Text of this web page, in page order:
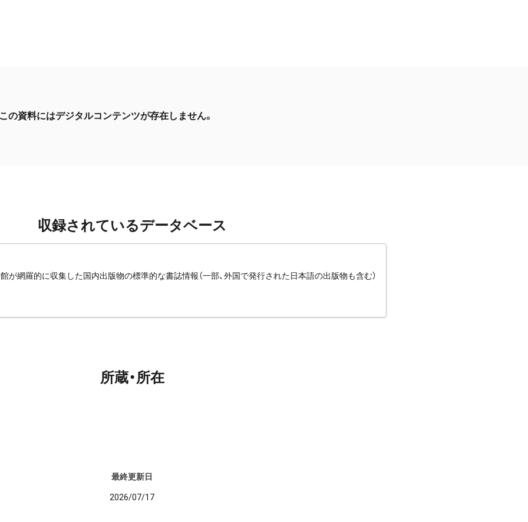
この資料にはデジタルコンテンツが存在しません。
収録されているデータベース
が網羅的に収集した国内出版物の標準的な書誌情報（一部、外国で発行された日本語の出版物も含む）
所蔵・所在
最終更新日
2026/07/17